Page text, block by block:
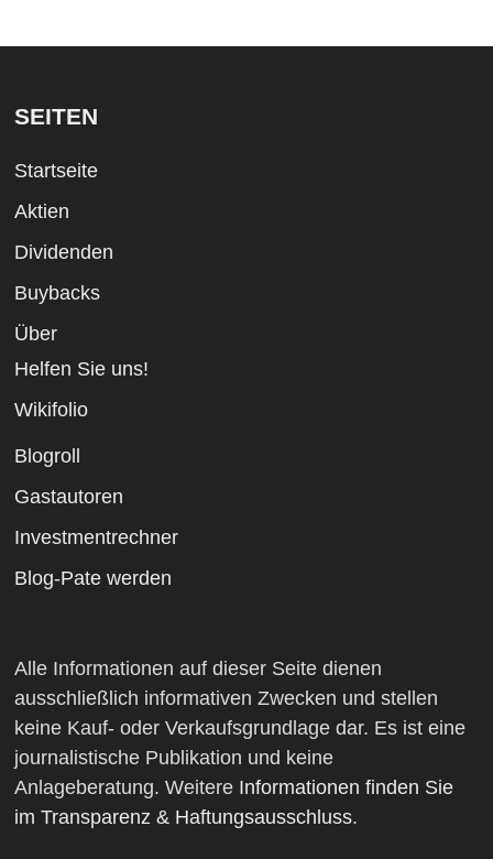
SEITEN
Startseite
Aktien
Dividenden
Buybacks
Über
Helfen Sie uns!
Wikifolio
Blogroll
Gastautoren
Investmentrechner
Blog-Pate werden
Alle Informationen auf dieser Seite dienen
ausschließlich informativen Zwecken und stellen
keine Kauf- oder Verkaufsgrundlage dar. Es ist eine
journalistische Publikation und keine
Anlageberatung. Weitere Informationen finden Sie
im Transparenz & Haftungsausschluss.